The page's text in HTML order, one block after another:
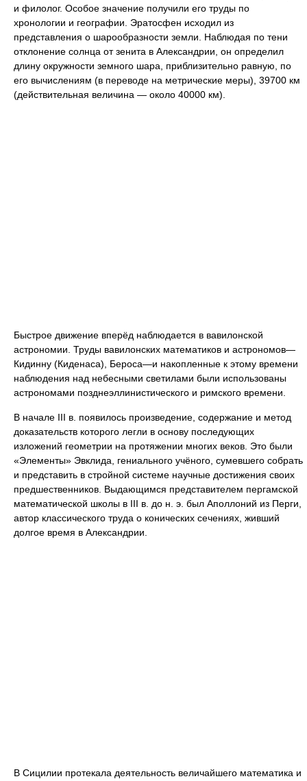
и филолог. Особое значение получили его труды по
хронологии и географии. Эратосфен исходил из
представления о шарообразности земли. Наблюдая по тени
отклонение солнца от зенита в Александрии, он определил
длину окружности земного шара, приблизительно равную, по
его вычислениям (в переводе на метрические меры), 39700 км
(действительная величина — около 40000 км).
Быстрое движение вперёд наблюдается в вавилонской
астрономии. Труды вавилонских математиков и астрономов—
Кидинну (Киденаса), Бероса—и накопленные к этому времени
наблюдения над небесными светилами были использованы
астрономами позднеэллинистического и римского времени.
В начале III в. появилось произведение, содержание и метод
доказательств которого легли в основу последующих
изложений геометрии на протяжении многих веков. Это были
«Элементы» Эвклида, гениального учёного, сумевшего собрать
и представить в стройной системе научные достижения своих
предшественников. Выдающимся представителем пергамской
математической школы в III в. до н. э. был Аполлоний из Перги,
автор классического труда о конических сечениях, живший
долгое время в Александрии.
В Сицилии протекала деятельность величайшего математика и